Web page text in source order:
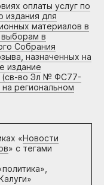
оплаты услуг по
издания для
материалов в
выборам в
Собрания
назначенных на
издание
(св-во Эл № ФС77-
региональном
«Новости
» с тегами